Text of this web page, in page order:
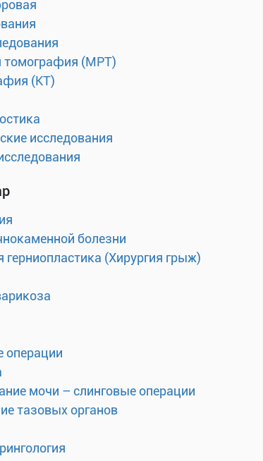
томография (МРТ)
(КТ)
исследования
болезни
герниопластика (Хирургия грыж)
операции
мочи – слинговые операции
тазовых органов